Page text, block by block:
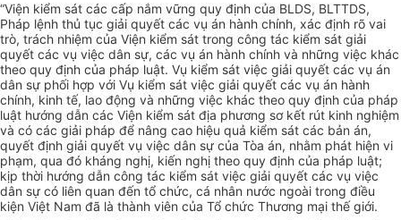
“Viện kiểm sát các cấp nắm vững quy định của BLDS, BLTTDS,
Pháp lệnh thủ tục giải quyết các vụ án hành chính, xác định rõ vai
trò, trách nhiệm của Viện kiểm sát trong công tác kiểm sát giải
quyết các vụ việc dân sự, các vụ án hành chính và những việc khác
theo quy định của pháp luật. Vụ kiểm sát việc giải quyết các vụ án
dân sự phối hợp với Vụ kiểm sát việc giải quyết các vụ án hành
chính, kinh tế, lao động và những việc khác theo quy định của pháp
luật hướng dẫn các Viện kiểm sát địa phương sơ kết rút kinh nghiệm
và có các giải pháp để nâng cao hiệu quả kiểm sát các bản án,
quyết định giải quyết vụ việc dân sự của Tòa án, nhằm phát hiện vi
phạm, qua đó kháng nghị, kiến nghị theo quy định của pháp luật;
kịp thời hướng dẫn công tác kiểm sát việc giải quyết các vụ việc
dân sự có liên quan đến tổ chức, cá nhân nước ngoài trong điều
kiện Việt Nam đã là thành viên của Tổ chức Thương mại thế giới.